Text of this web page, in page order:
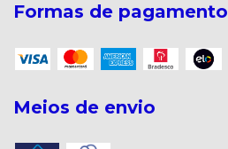
Formas de pagamento
Meios de envio